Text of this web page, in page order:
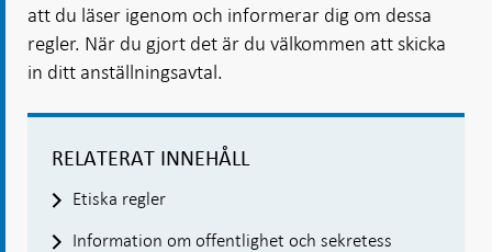
att du läser igenom och informerar dig om dessa
regler. När du gjort det är du välkommen att skicka
in ditt anställningsavtal.
RELATERAT INNEHÅLL
Etiska regler
Information om offentlighet och sekretess